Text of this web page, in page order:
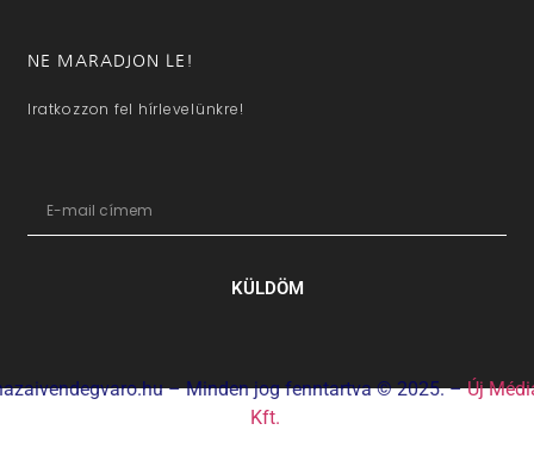
NE MARADJON LE!
Iratkozzon fel hírlevelünkre!
KÜLDÖM
– Minden jog fenntartva © 2025. –Új
Kft.